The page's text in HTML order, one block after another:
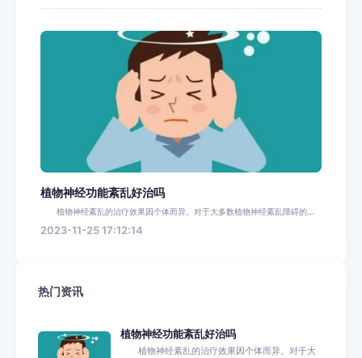
植物神经功能紊乱好治吗
植物神经紊乱的治疗效果因个体而异。对于大多数植物神经紊乱障碍的...
2023-11-25 17:12:14
热门资讯
植物神经功能紊乱好治吗
植物神经紊乱的治疗效果因个体而异。对于大